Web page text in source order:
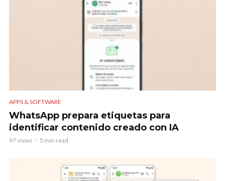
APPS & SOFTWARE
WhatsApp prepara etiquetas para
identificar contenido creado con IA
97 views 5 min read